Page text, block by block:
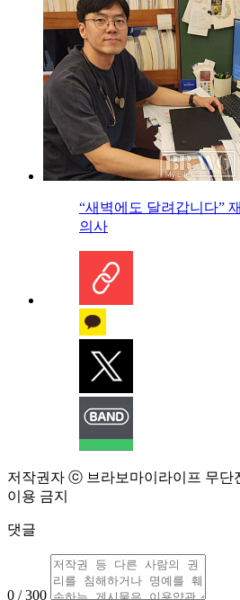
“새벽에도 달려갑니다”
의사
저작권자 ⓒ 브라보마이라이프 무단
이용 금지
댓글
0 / 300